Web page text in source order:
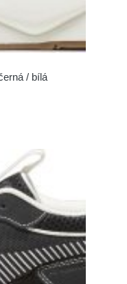
/ bílá